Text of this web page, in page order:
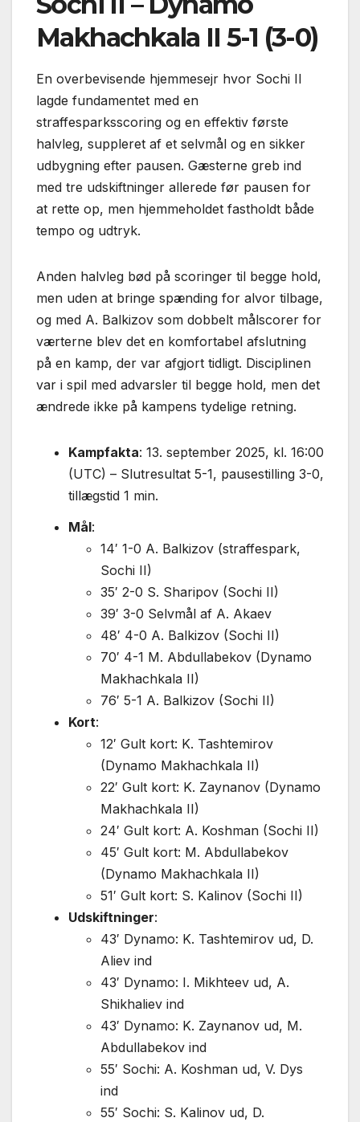
Makhachkala II 5-1 (3-0)
En overbevisende hjemmesejr hvor Sochi II
lagde fundamentet med en
straffesparksscoring og en effektiv første
halvleg, suppleret af et selvmål og en sikker
udbygning efter pausen. Gæsterne greb ind
med tre udskiftninger allerede før pausen for
at rette op, men hjemmeholdet fastholdt både
tempo og udtryk.
Anden halvleg bød på scoringer til begge hold,
men uden at bringe spænding for alvor tilbage,
og med A. Balkizov som dobbelt målscorer for
værterne blev det en komfortabel afslutning
på en kamp, der var afgjort tidligt. Disciplinen
var i spil med advarsler til begge hold, men det
ændrede ikke på kampens tydelige retning.
Kampfakta: 13. september 2025, kl. 16:00
(UTC) – Slutresultat 5-1, pausestilling 3-0,
tillægstid 1 min.
Mål:
14′ 1-0 A. Balkizov (straffespark,
Sochi II)
35′ 2-0 S. Sharipov (Sochi II)
39′ 3-0 Selvmål af A. Akaev
48′ 4-0 A. Balkizov (Sochi II)
70′ 4-1 M. Abdullabekov (Dynamo
Makhachkala II)
76′ 5-1 A. Balkizov (Sochi II)
Kort:
12′ Gult kort: K. Tashtemirov
(Dynamo Makhachkala II)
22′ Gult kort: K. Zaynanov (Dynamo
Makhachkala II)
24′ Gult kort: A. Koshman (Sochi II)
45′ Gult kort: M. Abdullabekov
(Dynamo Makhachkala II)
51′ Gult kort: S. Kalinov (Sochi II)
Udskiftninger:
43′ Dynamo: K. Tashtemirov ud, D.
Aliev ind
43′ Dynamo: I. Mikhteev ud, A.
Shikhaliev ind
43′ Dynamo: K. Zaynanov ud, M.
Abdullabekov ind
55′ Sochi: A. Koshman ud, V. Dys
ind
55′ Sochi: S. Kalinov ud, D.